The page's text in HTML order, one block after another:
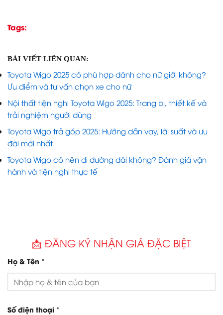
Tags:
BÀI VIẾT LIÊN QUAN:
Toyota Wigo 2025 có phù hợp dành cho nữ giới không?
Ưu điểm và tư vấn chọn xe cho nữ
Nội thất tiện nghi Toyota Wigo 2025: Trang bị, thiết kế và
trải nghiệm người dùng
Toyota Wigo trả góp 2025: Hướng dẫn vay, lãi suất và ưu
đãi mới nhất
Toyota Wigo có nên đi đường dài không? Đánh giá vận
hành và tiện nghi thực tế
📩 ĐĂNG KÝ NHẬN GIÁ ĐẶC BIỆT
Họ & Tên *
Số điện thoại *